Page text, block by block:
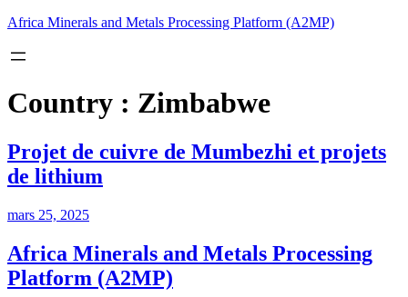
Aller
contenu
Africa Minerals and Metals Processing Platform (A2MP)
Country : Zimbabwe
Projet de cuivre de Mumbezhi et projets
de lithium
mars 25, 2025
Africa Minerals and Metals Processing
Platform (A2MP)